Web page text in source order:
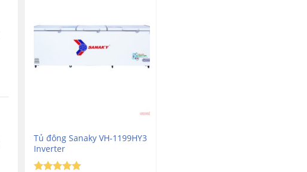
Tủ đông Sanaky VH-1199HY3
Inverter